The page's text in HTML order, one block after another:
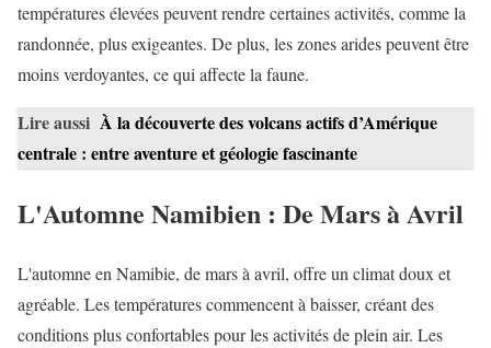
températures élevées peuvent rendre certaines activités, comme la
randonnée, plus exigeantes. De plus, les zones arides peuvent être
moins verdoyantes, ce qui affecte la faune.
Lire aussi À la découverte des volcans actifs d’Amérique
centrale : entre aventure et géologie fascinante
L'Automne Namibien : De Mars à Avril
L'automne en Namibie, de mars à avril, offre un climat doux et
agréable. Les températures commencent à baisser, créant des
conditions plus confortables pour les activités de plein air. Les